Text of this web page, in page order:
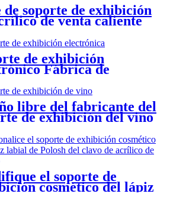
de soporte de exhibición
de venta caliente
y almacenamiento
de exhibición
Fábrica de
libre del fabricante del
de exhibición del vino
el soporte de
cosmético del lápiz